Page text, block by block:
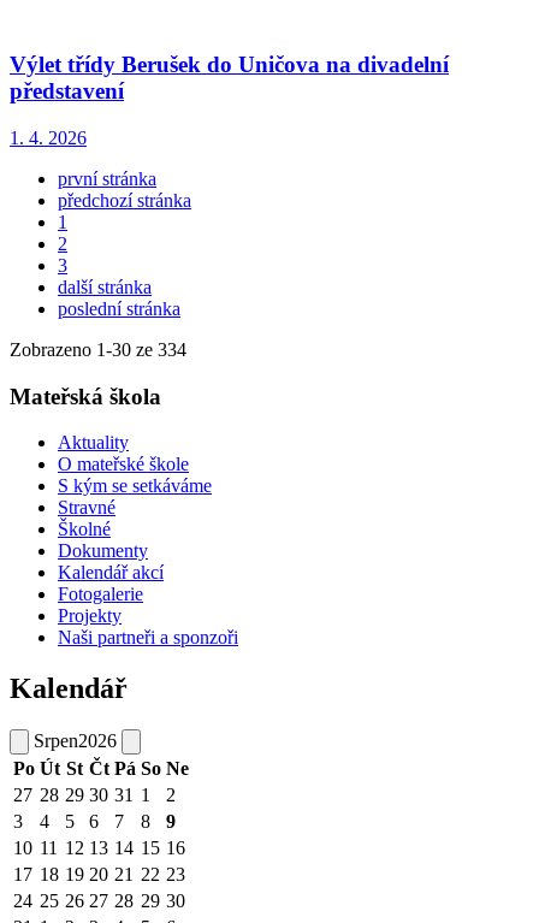
Výlet třídy Berušek do Uničova na divadelní
představení
1. 4. 2026
první stránka
předchozí stránka
1
2
3
další stránka
poslední stránka
Zobrazeno 1-30 ze 334
Mateřská škola
Aktuality
O mateřské škole
S kým se setkáváme
Stravné
Školné
Dokumenty
Kalendář akcí
Fotogalerie
Projekty
Naši partneři a sponzoři
Kalendář
Srpen2026
Po Út St Čt Pá So Ne
27 28 29 30 31 1
2
3
4 5 6 7 8
9
10 11 12 13 14 15 16
17 18 19 20 21 22 23
24 25 26 27 28 29 30